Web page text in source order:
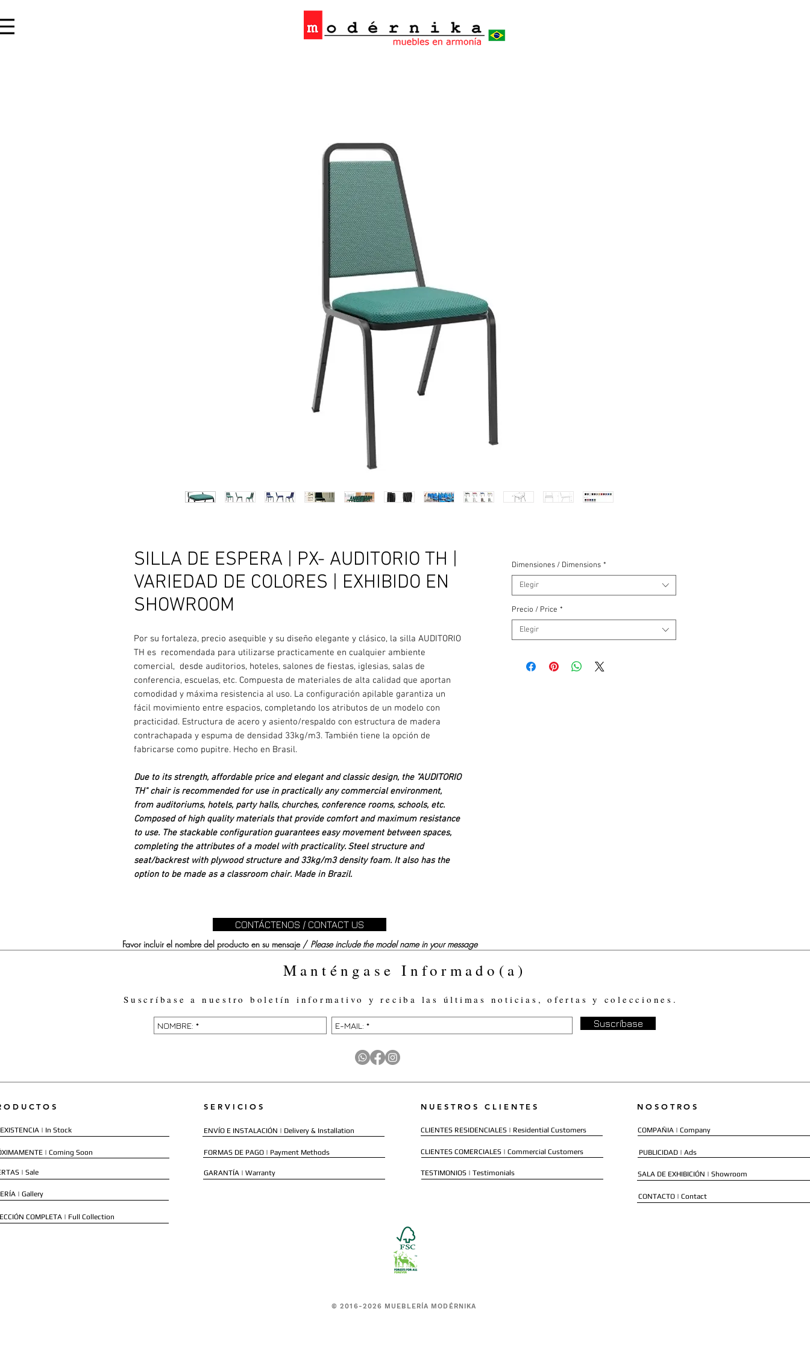
SILLA DE ESPERA | PX- AUDITORIO TH |
VARIEDAD DE COLORES | EXHIBIDO EN
SHOWROOM
Por su fortaleza, precio asequible y su diseño elegante y clásico, la silla AUDITORIO
TH es recomendada para utilizarse practicamente en cualquier ambiente
comercial, desde auditorios, hoteles, salones de fiestas, iglesias, salas de
conferencia, escuelas, etc. Compuesta de materiales de alta calidad que aportan
comodidad y máxima resistencia al uso. La configuración apilable garantiza un
fácil movimiento entre espacios, completando los atributos de un modelo con
practicidad. Estructura de acero y asiento/respaldo con estructura de madera
contrachapada y espuma de densidad 33kg/m3. También tiene la opción de
fabricarse como pupitre. Hecho en Brasil.
Due to its strength, affordable price and elegant and classic design, the "AUDITORIO
TH" chair is recommended for use in practically any commercial environment,
from auditoriums, hotels, party halls, churches, conference rooms, schools, etc.
Composed of high quality materials that provide comfort and maximum resistance
to use. The stackable configuration guarantees easy movement between spaces,
completing the attributes of a model with practicality. Steel structure and
seat/backrest with plywood structure and 33kg/m3 density foam. It also has the
option to be made as a classroom chair. Made in Brazil.
Dimensiones / Dimensions *
Elegir
Precio / Price *
Elegir
CONTÁCTENOS / CONTACT US
Favor incluir el nombre del producto en su mensaje / Please include the model name in your message
Manténgase Informado(a)
Suscríbase a nuestro boletín informativo y reciba las últimas noticias, ofertas y colecciones.
Suscríbase
| In Stock
| Coming Soon
| Sale
| Gallery
COMPLETA | Full Collection
SERVICIOS
ENVÍO E INSTALACIÓN | Delivery & Installation
FORMAS DE PAGO | Payment Methods
GARANTÍA | Warranty
NUESTROS CLIENTES
CLIENTES RESIDENCIALES | Residential Customers
CLIENTES COMERCIALES | Commercial Customers
TESTIMONIOS | Testimonials
NOSOTROS
COMPAÑIA | Company
PUBLICIDAD | Ads
SALA DE EXHIBICIÓN | Showroom
CONTACTO | Contact
© 2016-2026 MUEBLERÍA MODÉRNIKA